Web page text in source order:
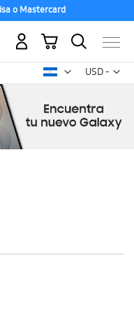
o Mastercard
USD -
dólar
Mi carrito